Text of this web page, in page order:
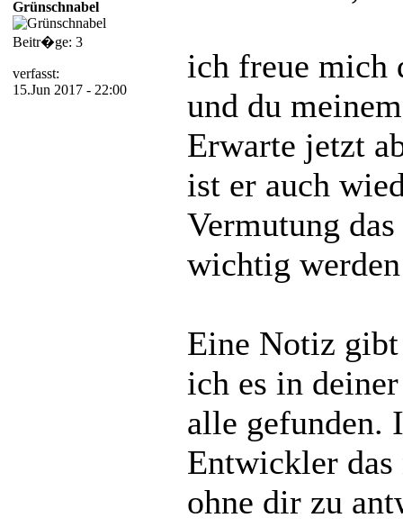
Grünschnabel
Beitr�ge: 3
verfasst:
15.Jun 2017 - 22:00
ich freue mich
und du
Erwarte jetzt
ist er auch
Vermutung
wichtig
Eine Notiz
ich es in
alle gefunden.
Entwickler
ohne dir zu